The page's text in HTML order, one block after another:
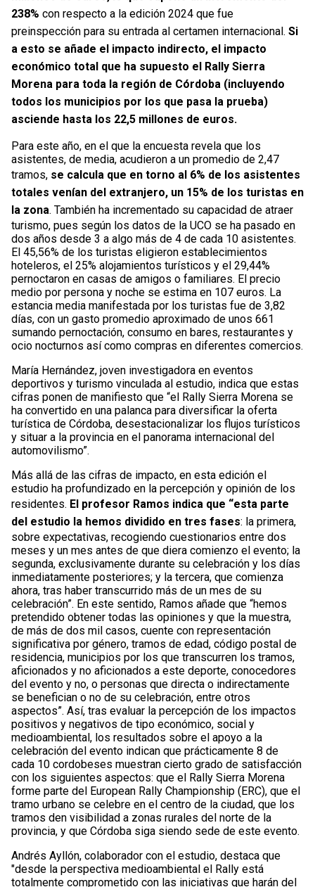
238% con respecto a la edición 2024 que fue
preinspección para su entrada al certamen internacional. Si
a esto se añade el impacto indirecto, el impacto
económico total que ha supuesto el Rally Sierra
Morena para toda la región de Córdoba (incluyendo
todos los municipios por los que pasa la prueba)
asciende hasta los 22,5 millones de euros.
Para este año, en el que la encuesta revela que los
asistentes, de media, acudieron a un promedio de 2,47
tramos, se calcula que en torno al 6% de los asistentes
totales venían del extranjero, un 15% de los turistas en
la zona. También ha incrementado su capacidad de atraer
turismo, pues según los datos de la UCO se ha pasado en
dos años desde 3 a algo más de 4 de cada 10 asistentes.
El 45,56% de los turistas eligieron establecimientos
hoteleros, el 25% alojamientos turísticos y el 29,44%
pernoctaron en casas de amigos o familiares. El precio
medio por persona y noche se estima en 107 euros. La
estancia media manifestada por los turistas fue de 3,82
días, con un gasto promedio aproximado de unos 661
sumando pernoctación, consumo en bares, restaurantes y
ocio nocturnos así como compras en diferentes comercios.
María Hernández, joven investigadora en eventos
deportivos y turismo vinculada al estudio, indica que estas
cifras ponen de manifiesto que “el Rally Sierra Morena se
ha convertido en una palanca para diversificar la oferta
turística de Córdoba, desestacionalizar los flujos turísticos
y situar a la provincia en el panorama internacional del
automovilismo”.
Más allá de las cifras de impacto, en esta edición el
estudio ha profundizado en la percepción y opinión de los
residentes. El profesor Ramos indica que “esta parte
del estudio la hemos dividido en tres fases: la primera,
sobre expectativas, recogiendo cuestionarios entre dos
meses y un mes antes de que diera comienzo el evento; la
segunda, exclusivamente durante su celebración y los días
inmediatamente posteriores; y la tercera, que comienza
ahora, tras haber transcurrido más de un mes de su
celebración”. En este sentido, Ramos añade que “hemos
pretendido obtener todas las opiniones y que la muestra,
de más de dos mil casos, cuente con representación
significativa por género, tramos de edad, código postal de
residencia, municipios por los que transcurren los tramos,
aficionados y no aficionados a este deporte, conocedores
del evento y no, o personas que directa o indirectamente
se benefician o no de su celebración, entre otros
aspectos”. Así, tras evaluar la percepción de los impactos
positivos y negativos de tipo económico, social y
medioambiental, los resultados sobre el apoyo a la
celebración del evento indican que prácticamente 8 de
cada 10 cordobeses muestran cierto grado de satisfacción
con los siguientes aspectos: que el Rally Sierra Morena
forme parte del European Rally Championship (ERC), que el
tramo urbano se celebre en el centro de la ciudad, que los
tramos den visibilidad a zonas rurales del norte de la
provincia, y que Córdoba siga siendo sede de este evento.
Andrés Ayllón, colaborador con el estudio, destaca que
"desde la perspectiva medioambiental el Rally está
totalmente comprometido con las iniciativas que harán del